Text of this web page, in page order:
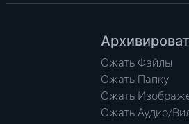
Сжать Файлы
Сжать Папку
Сжать
Сжать Аудио/